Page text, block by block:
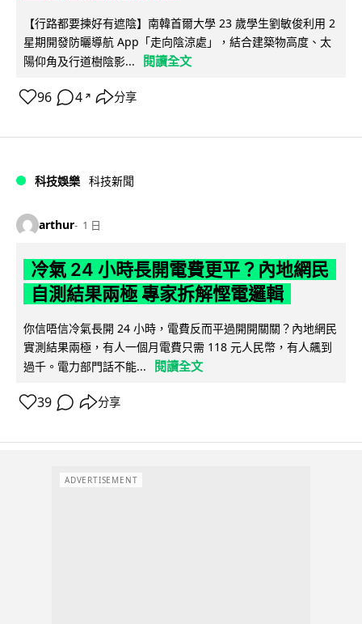
【行路都要揀好有遮陰】南韓首爾大學 23 歲學生劉敏俊利用 2
星期開發防曬導航 App「走向陰涼處」，結合建築物高度、太
陽仰角及行道樹陰影...
閱讀全文
96 4 ↗ 分享
科技娛樂 科技新聞
arthur 1 日
冷氣 24 小時長開電費更平？內地網民
自測結果兩極 專家拆解慳電邏輯
你信唔信冷氣長開 24 小時，電費反而平過開開關關？內地網民
實測結果兩極，有人一個月電費只需 118 元人民幣，有人飆到
過千。電力部門話不能...
閱讀全文
39 分享
ADVERTISEMENT